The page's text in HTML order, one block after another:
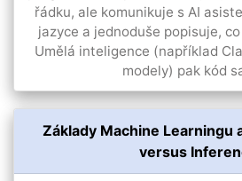
řádku, ale komunikuje s AI
jazyce a jednoduše popisuje,
Umělá inteligence (například
modely) pak kód
Základy Machine Learningu
versus